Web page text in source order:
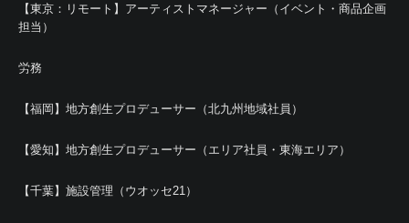
【東京：リモート】アーティストマネージャー（イベント・商品企画
担当）
労務
【福岡】地方創生プロデューサー（北九州地域社員）
【愛知】地方創生プロデューサー（エリア社員・東海エリア）
【千葉】施設管理（ウオッセ21）